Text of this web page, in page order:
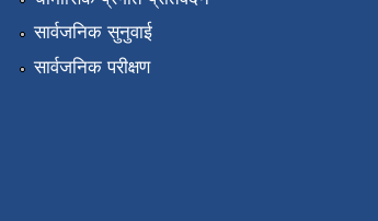
सार्वजनिक सुनुवाई
सार्वजनिक परीक्षण